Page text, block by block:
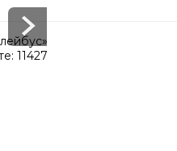
11427